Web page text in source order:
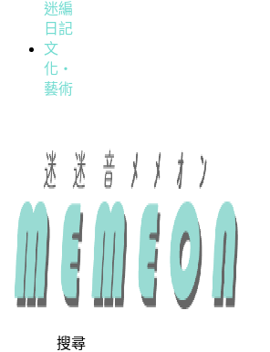
迷編
日記
文
化・
藝術
搜尋